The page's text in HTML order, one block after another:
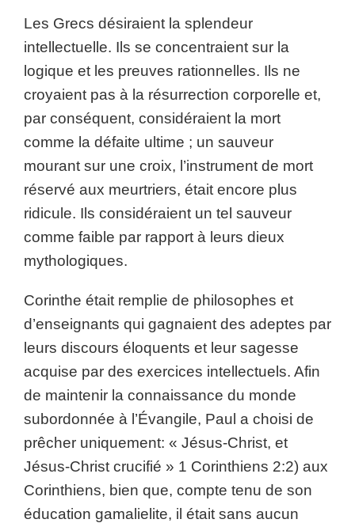
Les Grecs désiraient la splendeur
intellectuelle. Ils se concentraient sur la
logique et les preuves rationnelles. Ils ne
croyaient pas à la résurrection corporelle et,
par conséquent, considéraient la mort
comme la défaite ultime ; un sauveur
mourant sur une croix, l’instrument de mort
réservé aux meurtriers, était encore plus
ridicule. Ils considéraient un tel sauveur
comme faible par rapport à leurs dieux
mythologiques.
Corinthe était remplie de philosophes et
d’enseignants qui gagnaient des adeptes par
leurs discours éloquents et leur sagesse
acquise par des exercices intellectuels. Afin
de maintenir la connaissance du monde
subordonnée à l’Évangile, Paul a choisi de
prêcher uniquement: « Jésus-Christ, et
Jésus-Christ crucifié » 1 Corinthiens 2:2) aux
Corinthiens, bien que, compte tenu de son
éducation gamalielite, il était sans aucun